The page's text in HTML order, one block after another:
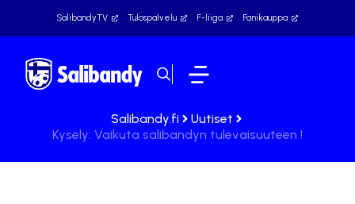
SalibandyTV Tulospalvelu F-liiga Fanikauppa
Salibandy.fi
Uutiset
Kysely: Vaikuta salibandyn tulevaisuuteen !